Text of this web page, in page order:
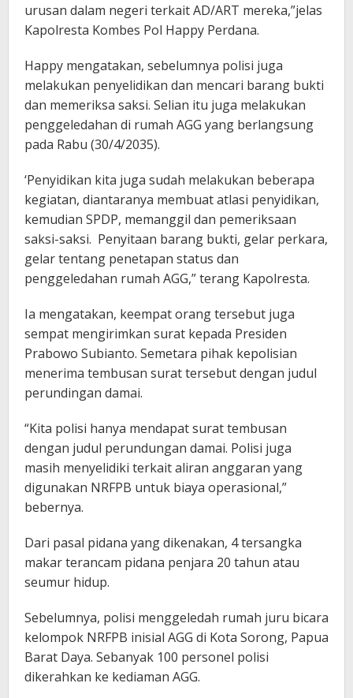
urusan dalam negeri terkait AD/ART mereka,”jelas
Kapolresta Kombes Pol Happy Perdana.
Happy mengatakan, sebelumnya polisi juga
melakukan penyelidikan dan mencari barang bukti
dan memeriksa saksi. Selian itu juga melakukan
penggeledahan di rumah AGG yang berlangsung
pada Rabu (30/4/2035).
‘Penyidikan kita juga sudah melakukan beberapa
kegiatan, diantaranya membuat atlasi penyidikan,
kemudian SPDP, memanggil dan pemeriksaan
saksi-saksi. Penyitaan barang bukti, gelar perkara,
gelar tentang penetapan status dan
penggeledahan rumah AGG,” terang Kapolresta.
Ia mengatakan, keempat orang tersebut juga
sempat mengirimkan surat kepada Presiden
Prabowo Subianto. Semetara pihak kepolisian
menerima tembusan surat tersebut dengan judul
perundingan damai.
“Kita polisi hanya mendapat surat tembusan
dengan judul perundungan damai. Polisi juga
masih menyelidiki terkait aliran anggaran yang
digunakan NRFPB untuk biaya operasional,”
bebernya.
Dari pasal pidana yang dikenakan, 4 tersangka
makar terancam pidana penjara 20 tahun atau
seumur hidup.
Sebelumnya, polisi menggeledah rumah juru bicara
kelompok NRFPB inisial AGG di Kota Sorong, Papua
Barat Daya. Sebanyak 100 personel polisi
dikerahkan ke kediaman AGG.